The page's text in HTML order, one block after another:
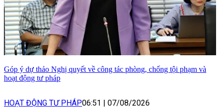
Góp ý dự thảo Nghị quyết về công tác phòng, chống tội phạm và
hoạt động tư pháp
HOẠT ĐỘNG TƯ PHÁP06:51 07/08/2026